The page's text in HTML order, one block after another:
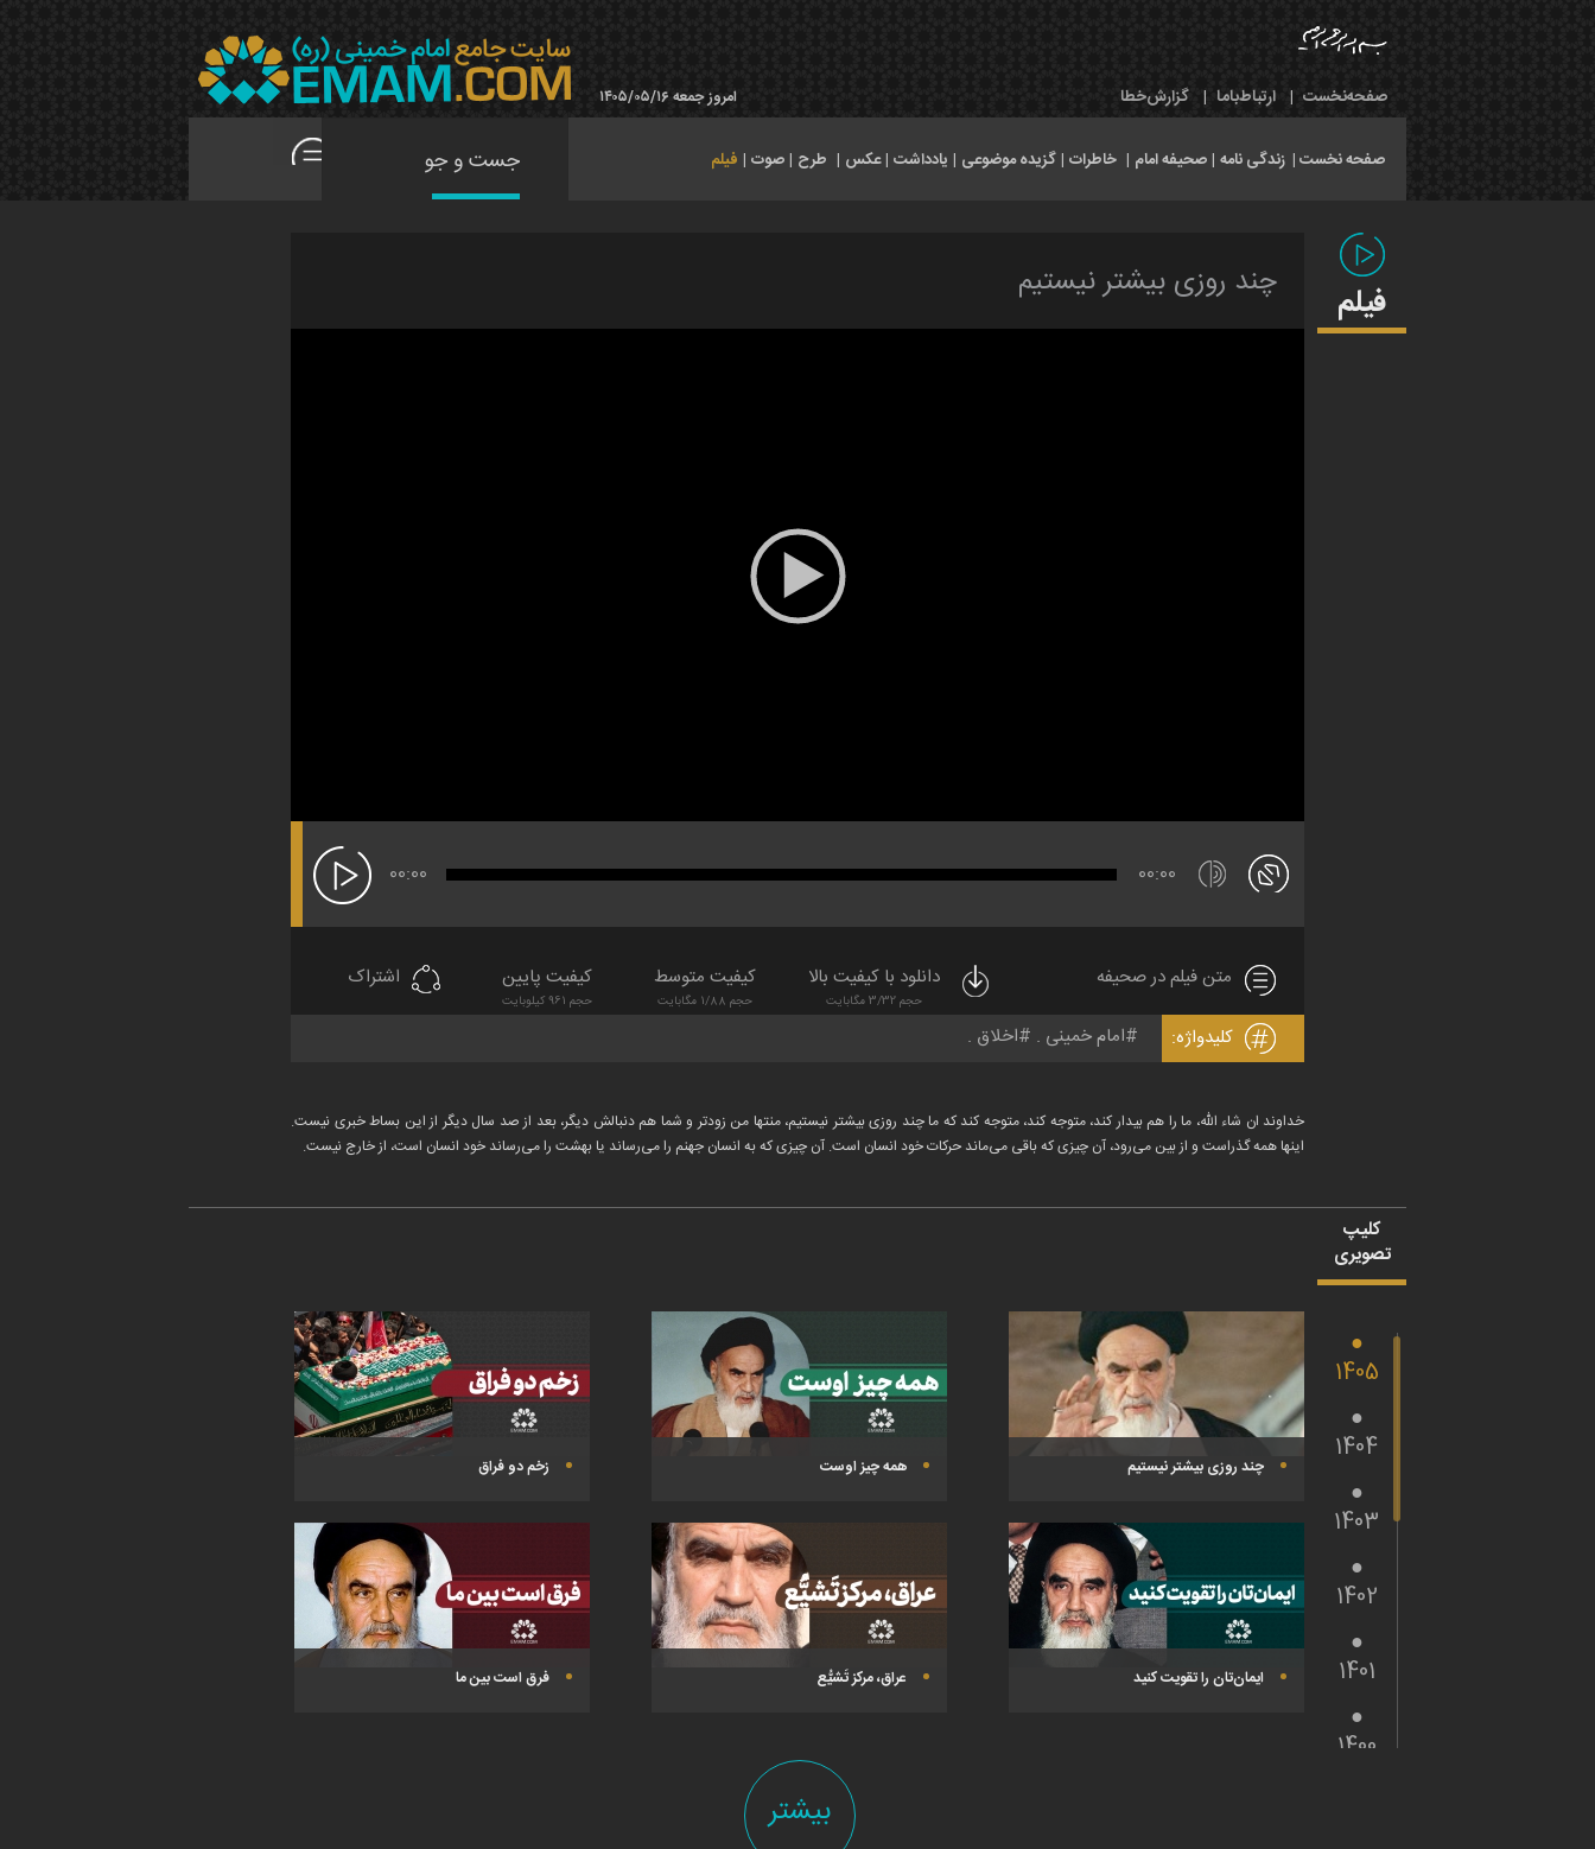
صفحه‌نخست | ارتباط‌با‌ما | گزارش‌خطا امروز جمعه ۱۴۰۵/۰۵/۱۶
صفحه نخست | زندگی نامه |صحیفه امام | خاطرات |گزیده موضوعی | یادداشت |عکس | طرح |صوت | فیلم
فیلم چند روزی بیشتر نیستیم
00:00 00:00
متن فیلم در صحیفه دانلود با کیفیت بالا
حجم 3/32 مگابایت
کیفیت متوسط
حجم 1/88 مگابایت
کیفیت پایین
حجم 961 کیلوبایت
اشتراک
کلیدواژه: امام خمینی اخلاق
خداوند ان شاء الله، ما را هم بیدار کند، متوجه کند، متوجه کند که ما چند روزی بیشتر نیستیم، منتها من زودتر و شما هم دنبالش دیگر، بعد از صد سال‌ دیگر از این بساط خبری نیست.
اینها همه گذراست و از بین می‌رود، آن چیزی که باقی می‌ماند حرکات خود انسان است. آن چیزی که به انسان جهنم را می‌رساند یا بهشت را می‌رساند خود انسان است، از خارج نیست.
کلیپ
تصویری
1405
1404
1403
1402
1401
1400
چند روزی بیشتر نیستیم همه چیز اوست زخم دو فراق
ایمان‌تان را تقویت کنید عراق، مرکز تَشیُّع فرق است بین ما
بیشتر